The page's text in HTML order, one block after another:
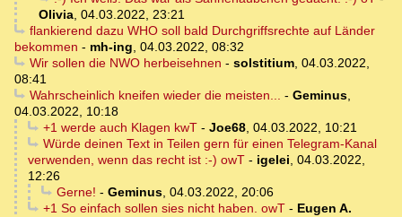
Olivia, 04.03.2022, 23:21
flankierend dazu WHO soll bald Durchgriffsrechte auf Länder
bekommen - mh-ing, 04.03.2022, 08:32
Wir sollen die NWO herbeisehnen - solstitium, 04.03.2022,
08:41
Wahrscheinlich kneifen wieder die meisten... - Geminus,
04.03.2022, 10:18
+1 werde auch Klagen kwT- Joe68, 04.03.2022, 10:21
Würde deinen Text in Teilen gern für einen Telegram-Kanal
verwenden, wenn das recht ist :-) owT - igelei, 04.03.2022,
12:26
Gerne! - Geminus, 04.03.2022, 20:06
+1 So einfach sollen sies nicht haben. owT- Eugen A.